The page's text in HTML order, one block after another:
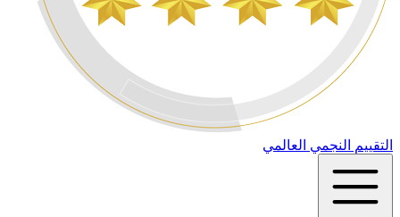
التقييم النجمي العالمي